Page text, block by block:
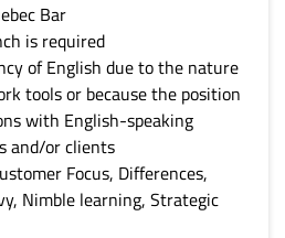
Bar
is required
of English due to the nature
tools or because the position
with English-speaking
and/or clients
Focus, Differences,
Nimble learning, Strategic